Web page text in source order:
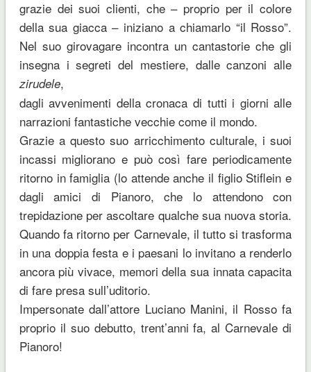
grazie dei suoi clienti, che – proprio per il colore
della sua giacca – iniziano a chiamarlo “il Rosso”.
Nel suo girovagare incontra un cantastorie che gli
insegna i segreti del mestiere, dalle canzoni alle
zirudele,
dagli avvenimenti della cronaca di tutti i giorni alle
narrazioni fantastiche vecchie come il mondo.
Grazie a questo suo arricchimento culturale, i suoi
incassi migliorano e può così fare periodicamente
ritorno in famiglia (lo attende anche il figlio Stiflein e
dagli amici di Pianoro, che lo attendono con
trepidazione per ascoltare qualche sua nuova storia.
Quando fa ritorno per Carnevale, il tutto si trasforma
in una doppia festa e i paesani lo invitano a renderlo
ancora più vivace, memori della sua innata capacita
di fare presa sull’uditorio.
Impersonate dall’attore Luciano Manini, il Rosso fa
proprio il suo debutto, trent’anni fa, al Carnevale di
Pianoro!